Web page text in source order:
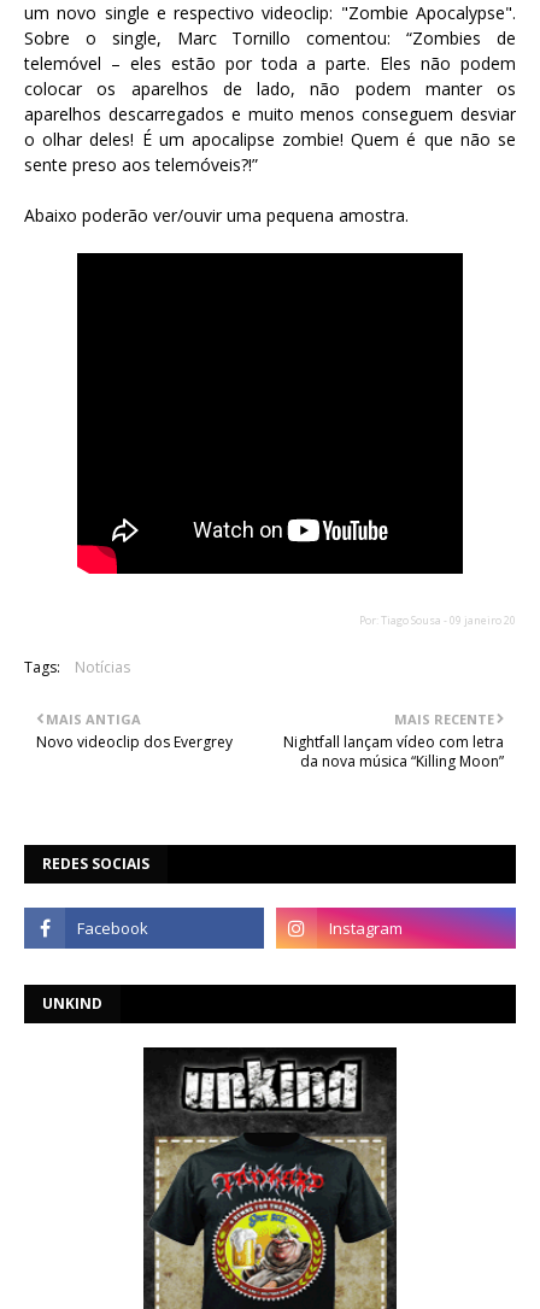
um novo single e respectivo videoclip: "Zombie Apocalypse".
Sobre o single, Marc Tornillo comentou: “Zombies de
telemóvel – eles estão por toda a parte. Eles não podem
colocar os aparelhos de lado, não podem manter os
aparelhos descarregados e muito menos conseguem desviar
o olhar deles! É um apocalipse zombie! Quem é que não se
sente preso aos telemóveis?!”
Abaixo poderão ver/ouvir uma pequena amostra.
Por: Tiago Sousa - 09 janeiro 20
Tags: Notícias
MAIS RECENTE
Nightfall lançam vídeo com letra
da nova música “Killing Moon”
MAIS ANTIGA
Novo videoclip dos Evergrey
REDES SOCIAIS
UNKIND